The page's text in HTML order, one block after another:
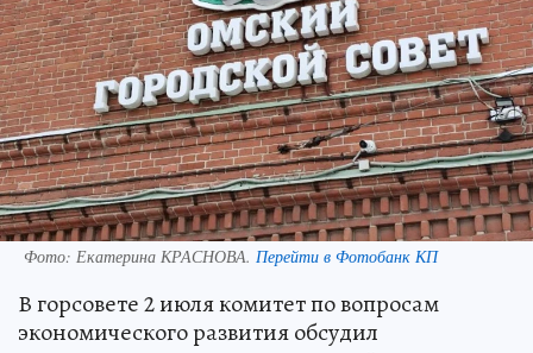
Фото: Екатерина КРАСНОВА. Перейти в Фотобанк КП
В горсовете 2 июля комитет по вопросам
экономического развития обсудил